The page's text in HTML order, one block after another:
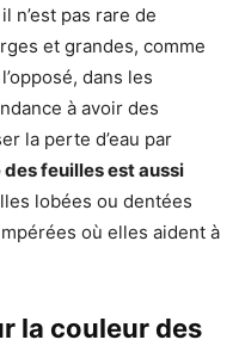
n’est pas rare de
et grandes, comme
dans les
à avoir des
la perte d’eau par
feuilles est aussi
lobées ou dentées
où elles aident à
la couleur des